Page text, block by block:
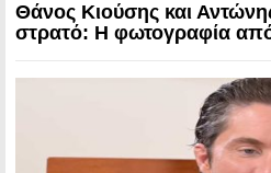
Θάνος Κιούσης και
στρατό: Η φωτογραφία